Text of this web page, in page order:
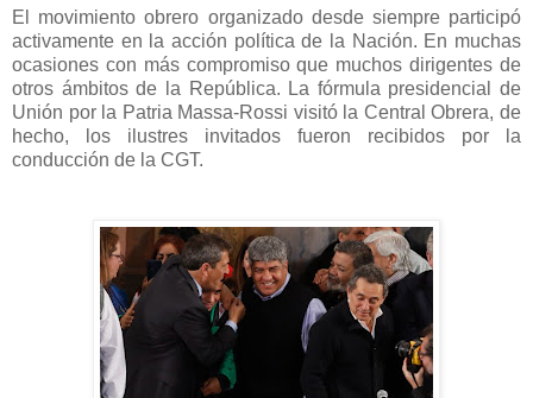
El movimiento obrero organizado desde siempre participó
activamente en la acción política de la Nación. En muchas
ocasiones con más compromiso que muchos dirigentes de
otros ámbitos de la República. La fórmula presidencial de
Unión por la Patria Massa-Rossi visitó la Central Obrera, de
hecho, los ilustres invitados fueron recibidos por la
conducción de la CGT.